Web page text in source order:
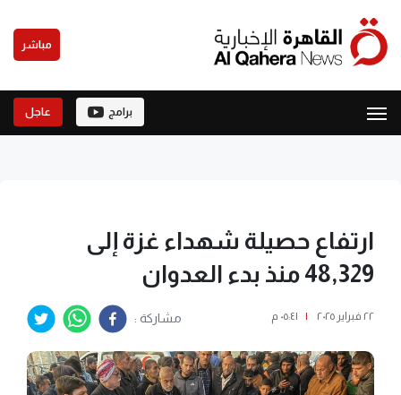
مباشر
برامج عاجل
ارتفاع حصيلة شهداء غزة إلى
48,329 منذ بدء العدوان
٢٢ فبراير ٢٠٢٥ | ٠٥:٤١ م مشاركة :